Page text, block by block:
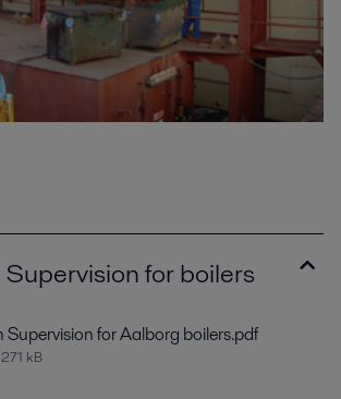
for boilers
Supervision for Aalborg boilers.pdf
kB